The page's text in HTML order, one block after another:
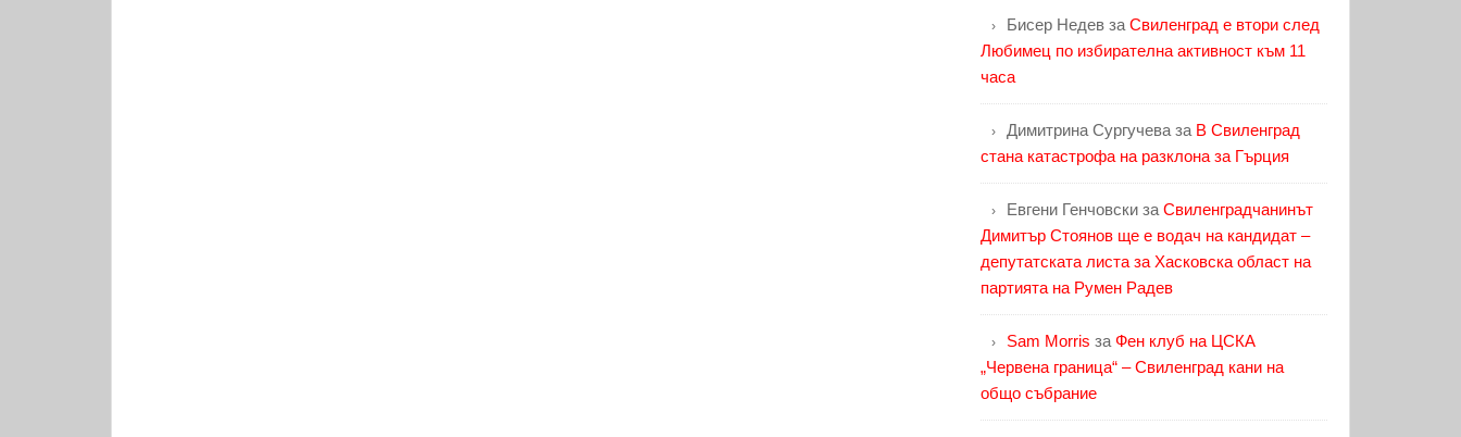
Бисер Недев за Свиленград е втори след
Любимец по избирателна активност към 11
часа
Димитрина Сургучева за В Свиленград
стана катастрофа на разклона за Гърция
Евгени Генчовски за Свиленградчанинът
Димитър Стоянов ще е водач на кандидат –
депутатската листа за Хасковска област на
партията на Румен Радев
Sam Morris за Фен клуб на ЦСКА
„Червена граница“ – Свиленград кани на
общо събрание